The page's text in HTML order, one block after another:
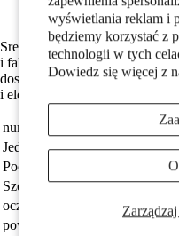
wyświetlania reklam i
będziemy korzystać z
technologii w tych
Dowiedz się więcej z
Srebrny wisiorek w kształcie
i fakturą łusek. Idealny
doskonały na prezent lub do
i elegancki – podkreśli
numer zamówienia
Jednostka
Pochodzenie
Szerokość
oczko przyczepy
powłoka